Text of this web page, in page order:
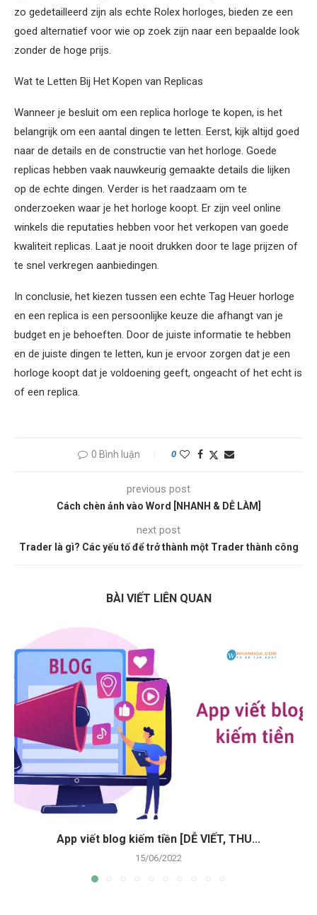
zo gedetailleerd zijn als echte Rolex horloges, bieden ze een
goed alternatief voor wie op zoek zijn naar een bepaalde look
zonder de hoge prijs.
Wat te Letten Bij Het Kopen van Replicas
Wanneer je besluit om een replica horloge te kopen, is het
belangrijk om een aantal dingen te letten. Eerst, kijk altijd goed
naar de details en de constructie van het horloge. Goede
replicas hebben vaak nauwkeurig gemaakte details die lijken
op de echte dingen. Verder is het raadzaam om te
onderzoeken waar je het horloge koopt. Er zijn veel online
winkels die reputaties hebben voor het verkopen van goede
kwaliteit replicas. Laat je nooit drukken door te lage prijzen of
te snel verkregen aanbiedingen.
In conclusie, het kiezen tussen een echte Tag Heuer horloge
en een replica is een persoonlijke keuze die afhangt van je
budget en je behoeften. Door de juiste informatie te hebben
en de juiste dingen te letten, kun je ervoor zorgen dat je een
horloge koopt dat je voldoening geeft, ongeacht of het echt is
of een replica.
0 Bình luận 0
previous post
Cách chèn ảnh vào Word [NHANH & DỄ LÀM]
next post
Trader là gì? Các yếu tố để trở thành một Trader thành công
BÀI VIẾT LIÊN QUAN
App viết blog kiếm tiền [DỄ VIẾT, THU...
15/06/2022